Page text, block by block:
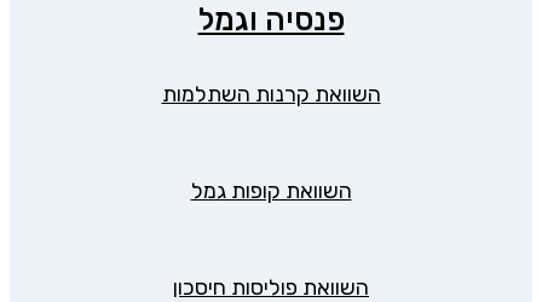
פנסיה וגמל
השוואת קרנות השתלמות
השוואת קופות גמל
השוואת פוליסות חיסכון